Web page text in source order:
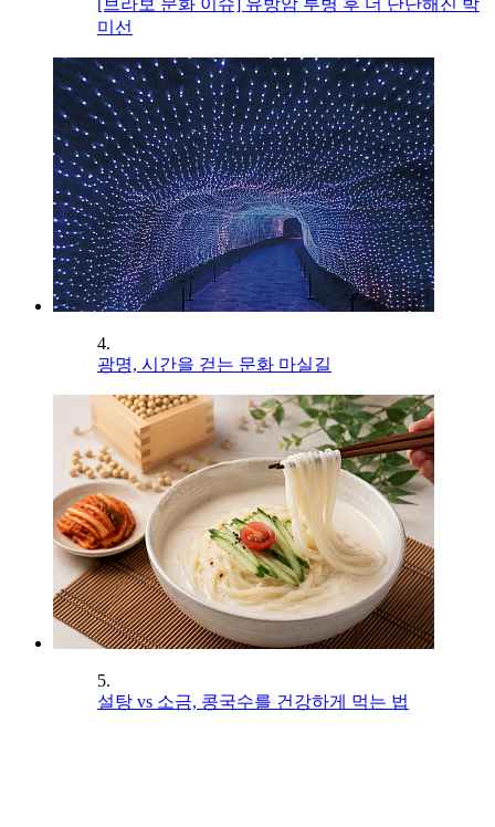
[브라보 문화 이슈] 유방암 투병 후 더 단단해진 박
미선
4.
광명, 시간을 걷는 문화 마실길
5.
설탕 vs 소금, 콩국수를 건강하게 먹는 법